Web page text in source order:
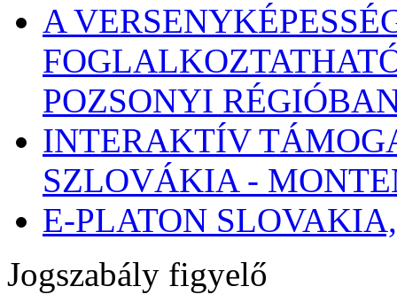
A
POZSONYI
INTERAKTÍV
SZLOVÁKIA -
E-PLATON
Jogszabály figyelő